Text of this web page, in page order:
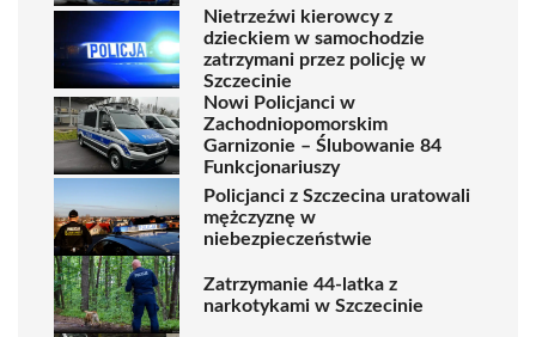
Nietrzeźwi kierowcy z
dzieckiem w samochodzie
zatrzymani przez policję w
Szczecinie
Nowi Policjanci w
Zachodniopomorskim
Garnizonie – Ślubowanie 84
Funkcjonariuszy
Policjanci z Szczecina uratowali
mężczyznę w
niebezpieczeństwie
Zatrzymanie 44-latka z
narkotykami w Szczecinie